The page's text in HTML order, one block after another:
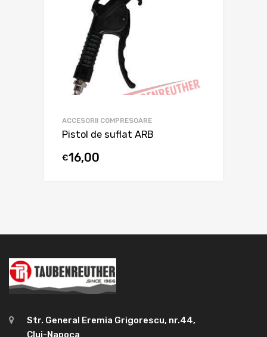
ACCESORII COMPRESOARE
Pistol de suflat ARB
€16,00
Str. General Eremia Grigorescu, nr.44,
Cluj-Napoca